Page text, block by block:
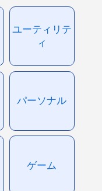
ユーティリテ
ィ
パーソナル
ゲーム